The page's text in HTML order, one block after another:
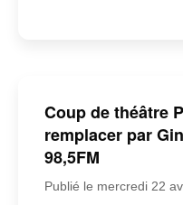
Coup de théâtre
remplacer par
98,5FM
Publié le mercredi 22